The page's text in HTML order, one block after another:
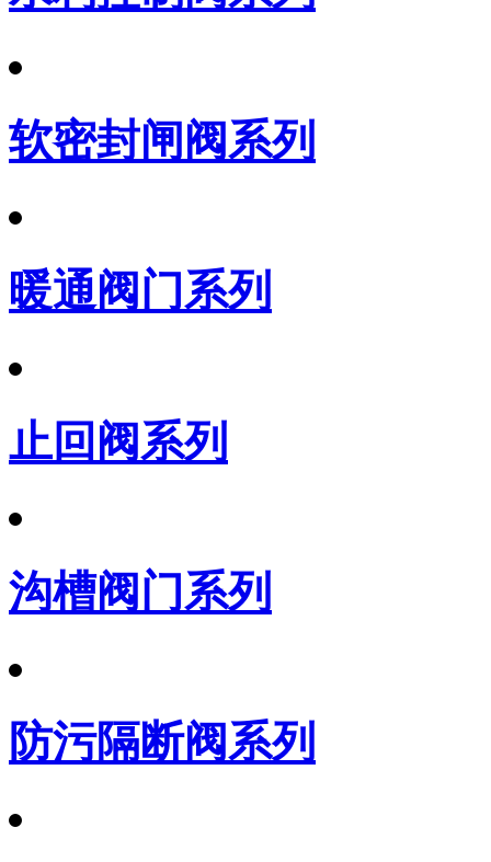
软密封闸阀系列
暖通阀门系列
止回阀系列
沟槽阀门系列
防污隔断阀系列